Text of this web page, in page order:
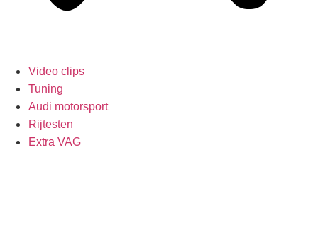
Video clips
Tuning
Audi motorsport
Rijtesten
Extra VAG